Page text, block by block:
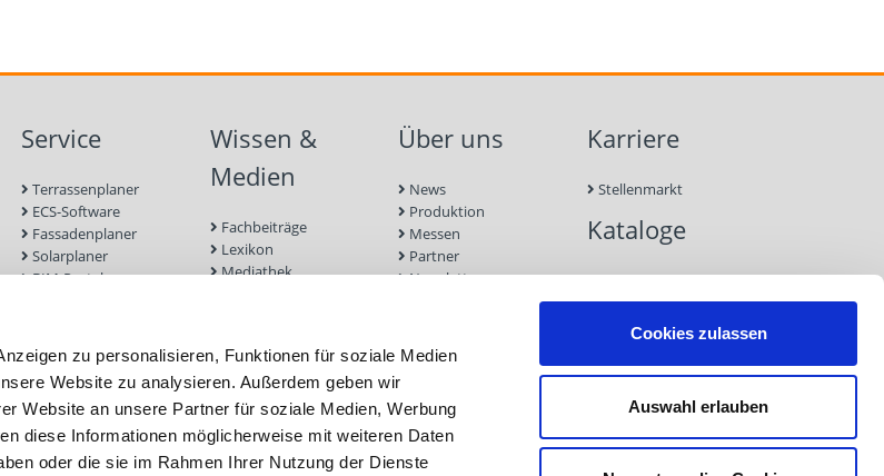
zu personalisieren, Funktionen für soziale Medien
Website zu analysieren. Außerdem geben wir
Website an unsere Partner für soziale Medien, Werbung
diese Informationen möglicherweise mit weiteren Daten
oder die sie im Rahmen Ihrer Nutzung der Dienste
Cookies zulassen
Auswahl erlauben
Service
Terrassenplaner
ECS-Software
Fassadenplaner
Solarplaner
BIM-Portal
Schraubenfinder
Wissen &
Medien
Fachbeiträge
Lexikon
Mediathek
Über uns
News
Produktion
Messen
Partner
Newsletter
Karriere
Stellenmarkt
Kataloge